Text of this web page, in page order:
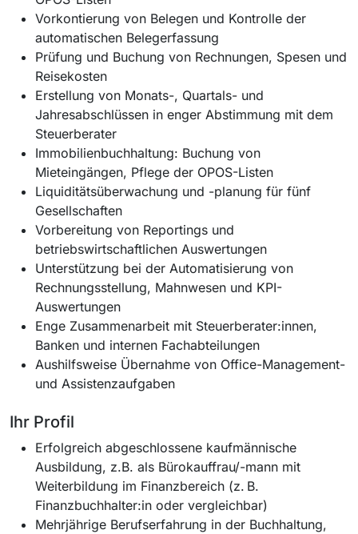
Vorkontierung von Belegen und Kontrolle der
automatischen Belegerfassung
Prüfung und Buchung von Rechnungen, Spesen und
Reisekosten
Erstellung von Monats-, Quartals- und
Jahresabschlüssen in enger Abstimmung mit dem
Steuerberater
Immobilienbuchhaltung: Buchung von
Mieteingängen, Pflege der OPOS-Listen
Liquiditätsüberwachung und -planung für fünf
Gesellschaften
Vorbereitung von Reportings und
betriebswirtschaftlichen Auswertungen
Unterstützung bei der Automatisierung von
Rechnungsstellung, Mahnwesen und KPI-
Auswertungen
Enge Zusammenarbeit mit Steuerberater:innen,
Banken und internen Fachabteilungen
Aushilfsweise Übernahme von Office-Management-
und Assistenzaufgaben
Ihr Profil
Erfolgreich abgeschlossene kaufmännische
Ausbildung, z.B. als Bürokauffrau/-mann mit
Weiterbildung im Finanzbereich (z. B.
Finanzbuchhalter:in oder vergleichbar)
Mehrjährige Berufserfahrung in der Buchhaltung,